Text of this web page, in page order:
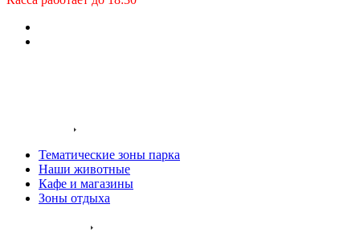
Тематические зоны парка
Наши животные
Кафе и магазины
Зоны отдыха